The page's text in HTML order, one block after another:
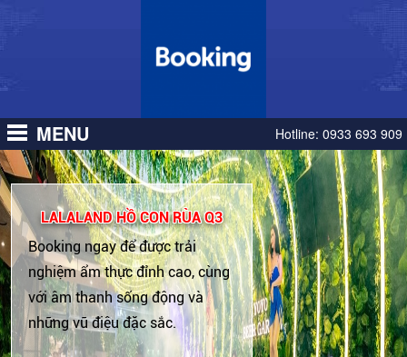
MENU Hotline: 0933 693 909
LALALAND HỒ CON RÙA Q3
Booking ngay để được trải
nghiệm ẩm thực đỉnh cao, cùng
với âm thanh sống động và
những vũ điệu đặc sắc.